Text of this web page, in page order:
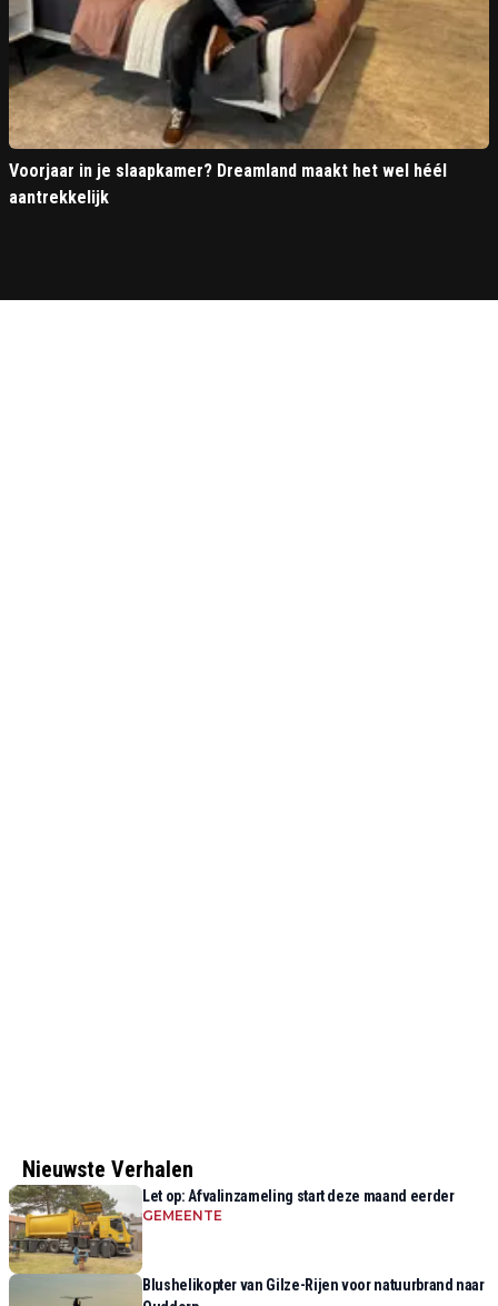
Voorjaar in je slaapkamer? Dreamland maakt het wel héél
aantrekkelijk
Nieuwste Verhalen
Let op: Afvalinzameling start deze maand eerder
GEMEENTE
Blushelikopter van Gilze-Rijen voor natuurbrand naar